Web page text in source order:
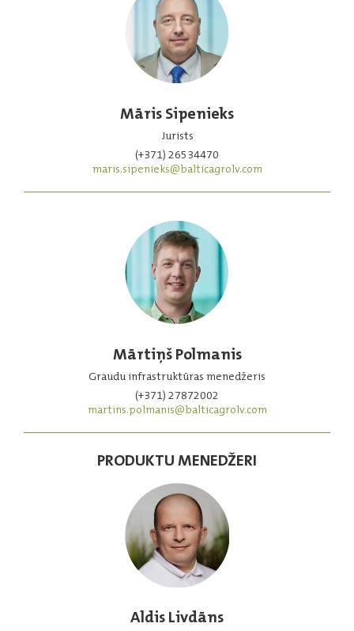
Māris Sipenieks
Jurists
(+371) 26534470
maris.sipenieks@balticagrolv.com
Mārtiņš Polmanis
Graudu infrastruktūras menedžeris
(+371) 27872002
martins.polmanis@balticagrolv.com
PRODUKTU MENEDŽERI
Aldis Livdāns